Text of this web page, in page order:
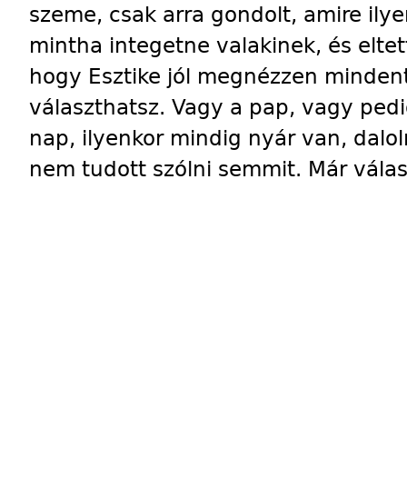
szeme, csak arra gondolt, amire
mintha integetne valakinek, és
hogy Esztike jól megnézzen
választhatsz. Vagy a pap, vagy
nap, ilyenkor mindig nyár van,
nem tudott szólni semmit. Már